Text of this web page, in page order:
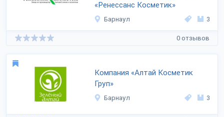
«Ренессанс Косметик»
Барнаул 3
0 отзывов
Компания «Алтай Косметик
Груп»
Барнаул 3